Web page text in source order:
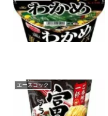
エースコック